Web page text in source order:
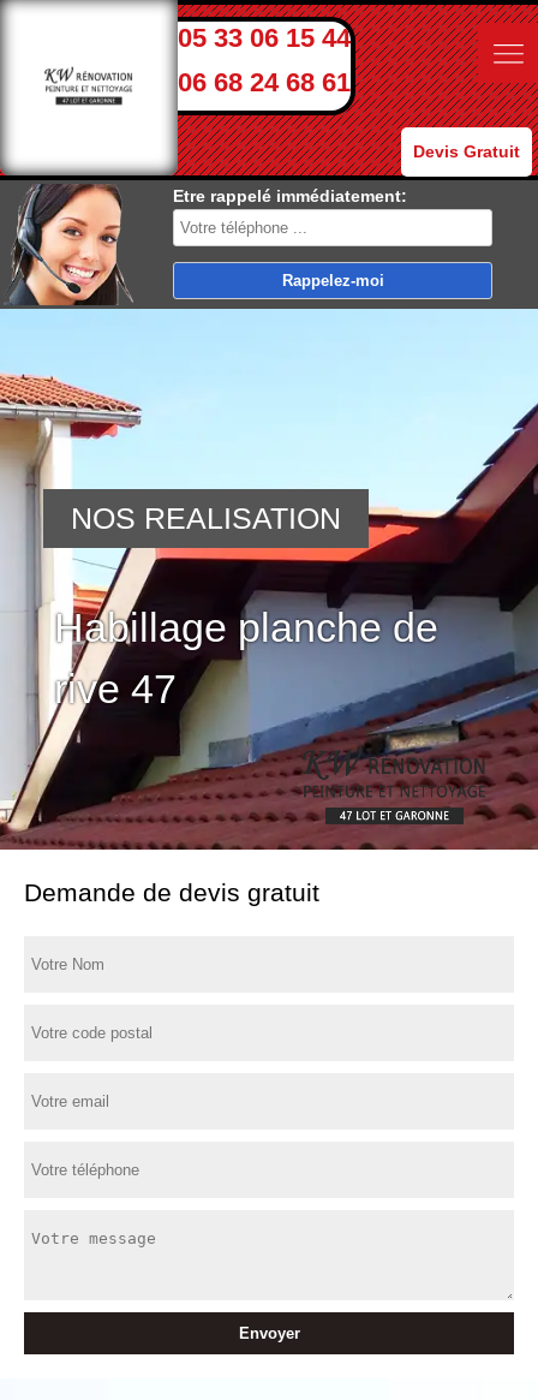
05 33 06 15 44
06 68 24 68 61
Devis Gratuit
Etre rappelé immédiatement:
Habillage planche de
rive 47
NOS REALISATION
Demande de devis gratuit